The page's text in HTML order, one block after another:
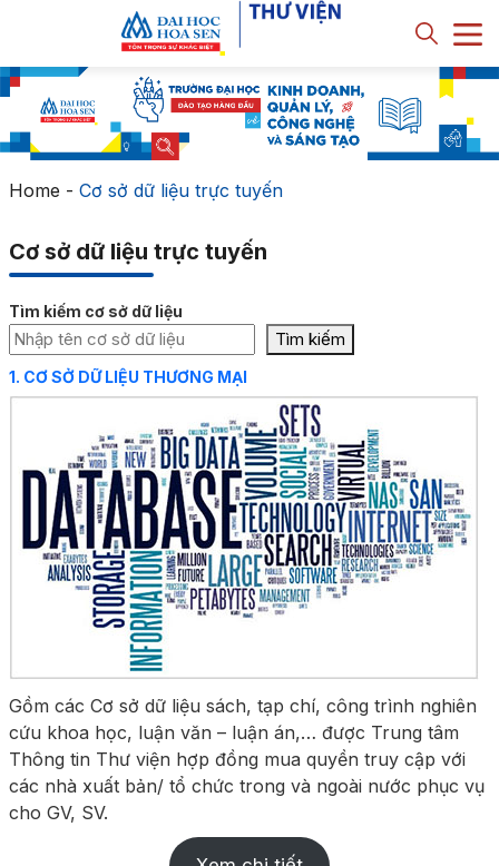
Home - Cơ sở dữ liệu trực tuyến
Cơ sở dữ liệu trực tuyến
Tìm kiếm cơ sở dữ liệu
Tìm kiếm
1. CƠ SỞ DỮ LIỆU THƯƠNG MẠI
Gồm các Cơ sở dữ liệu sách, tạp chí, công trình nghiên
cứu khoa học, luận văn – luận án,… được Trung tâm
Thông tin Thư viện hợp đồng mua quyền truy cập với
các nhà xuất bản/ tổ chức trong và ngoài nước phục vụ
cho GV, SV.